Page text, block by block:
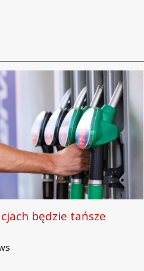
będzie tańsze